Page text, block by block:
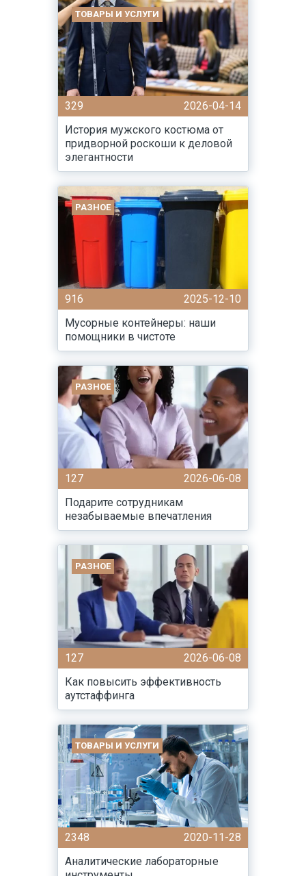
ТОВАРЫ И УСЛУГИ
329
2026-04-14
История мужского костюма от
придворной роскоши к деловой
элегантности
РАЗНОЕ
916
2025-12-10
Мусорные контейнеры: наши
помощники в чистоте
РАЗНОЕ
127
2026-06-08
Подарите сотрудникам
незабываемые впечатления
РАЗНОЕ
127
2026-06-08
Как повысить эффективность
аутстаффинга
ТОВАРЫ И УСЛУГИ
2348
2020-11-28
Аналитические лабораторные